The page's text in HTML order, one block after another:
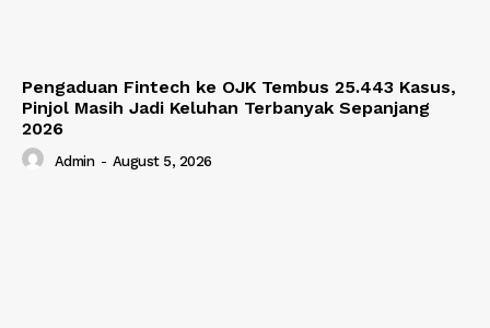
Pengaduan Fintech ke OJK Tembus 25.443 Kasus,
Pinjol Masih Jadi Keluhan Terbanyak Sepanjang
2026
Admin - August 5, 2026